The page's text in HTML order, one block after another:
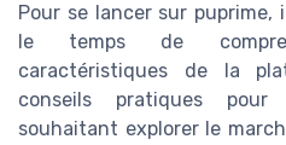
Pour se lancer sur
le temps de
caractéristiques de la
conseils pratiques
souhaitant explorer le